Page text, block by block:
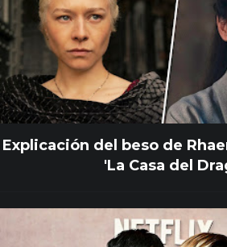
Explicación del beso de
'La Casa del